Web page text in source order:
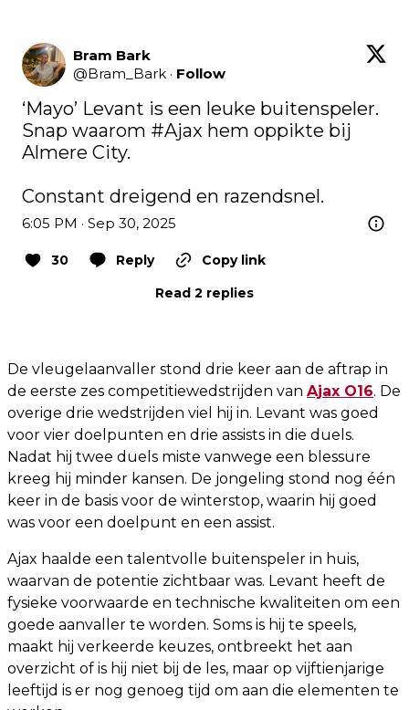
Bram Bark
@Bram_Bark · Follow
‘Mayo’ Levant is een leuke buitenspeler.
Snap waarom #Ajax hem oppikte bij
Almere City.
Constant dreigend en razendsnel.
6:05 PM · Sep 30, 2025
30 Reply
Copy link
Read 2 replies
De vleugelaanvaller stond drie keer aan de aftrap in
de eerste zes competitiewedstrijden van Ajax O16. De
overige drie wedstrijden viel hij in. Levant was goed
voor vier doelpunten en drie assists in die duels.
Nadat hij twee duels miste vanwege een blessure
kreeg hij minder kansen. De jongeling stond nog één
keer in de basis voor de winterstop, waarin hij goed
was voor een doelpunt en een assist.
Ajax haalde een talentvolle buitenspeler in huis,
waarvan de potentie zichtbaar was. Levant heeft de
fysieke voorwaarde en technische kwaliteiten om een
goede aanvaller te worden. Soms is hij te speels,
maakt hij verkeerde keuzes, ontbreekt het aan
overzicht of is hij niet bij de les, maar op vijftienjarige
leeftijd is er nog genoeg tijd om aan die elementen te